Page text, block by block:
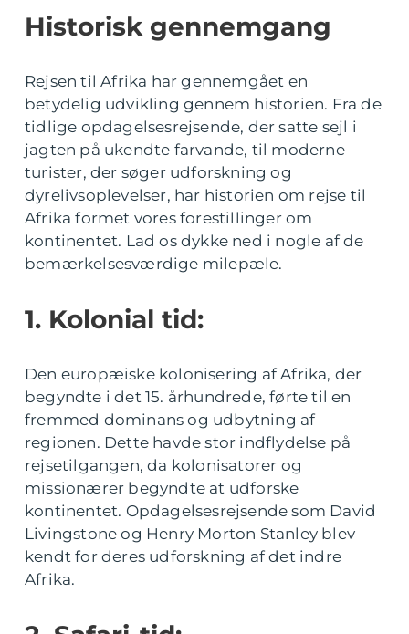
Historisk gennemgang
Rejsen til Afrika har gennemgået en
betydelig udvikling gennem historien. Fra de
tidlige opdagelsesrejsende, der satte sejl i
jagten på ukendte farvande, til moderne
turister, der søger udforskning og
dyrelivsoplevelser, har historien om rejse til
Afrika formet vores forestillinger om
kontinentet. Lad os dykke ned i nogle af de
bemærkelsesværdige milepæle.
1. Kolonial tid:
Den europæiske kolonisering af Afrika, der
begyndte i det 15. århundrede, førte til en
fremmed dominans og udbytning af
regionen. Dette havde stor indflydelse på
rejsetilgangen, da kolonisatorer og
missionærer begyndte at udforske
kontinentet. Opdagelsesrejsende som David
Livingstone og Henry Morton Stanley blev
kendt for deres udforskning af det indre
Afrika.